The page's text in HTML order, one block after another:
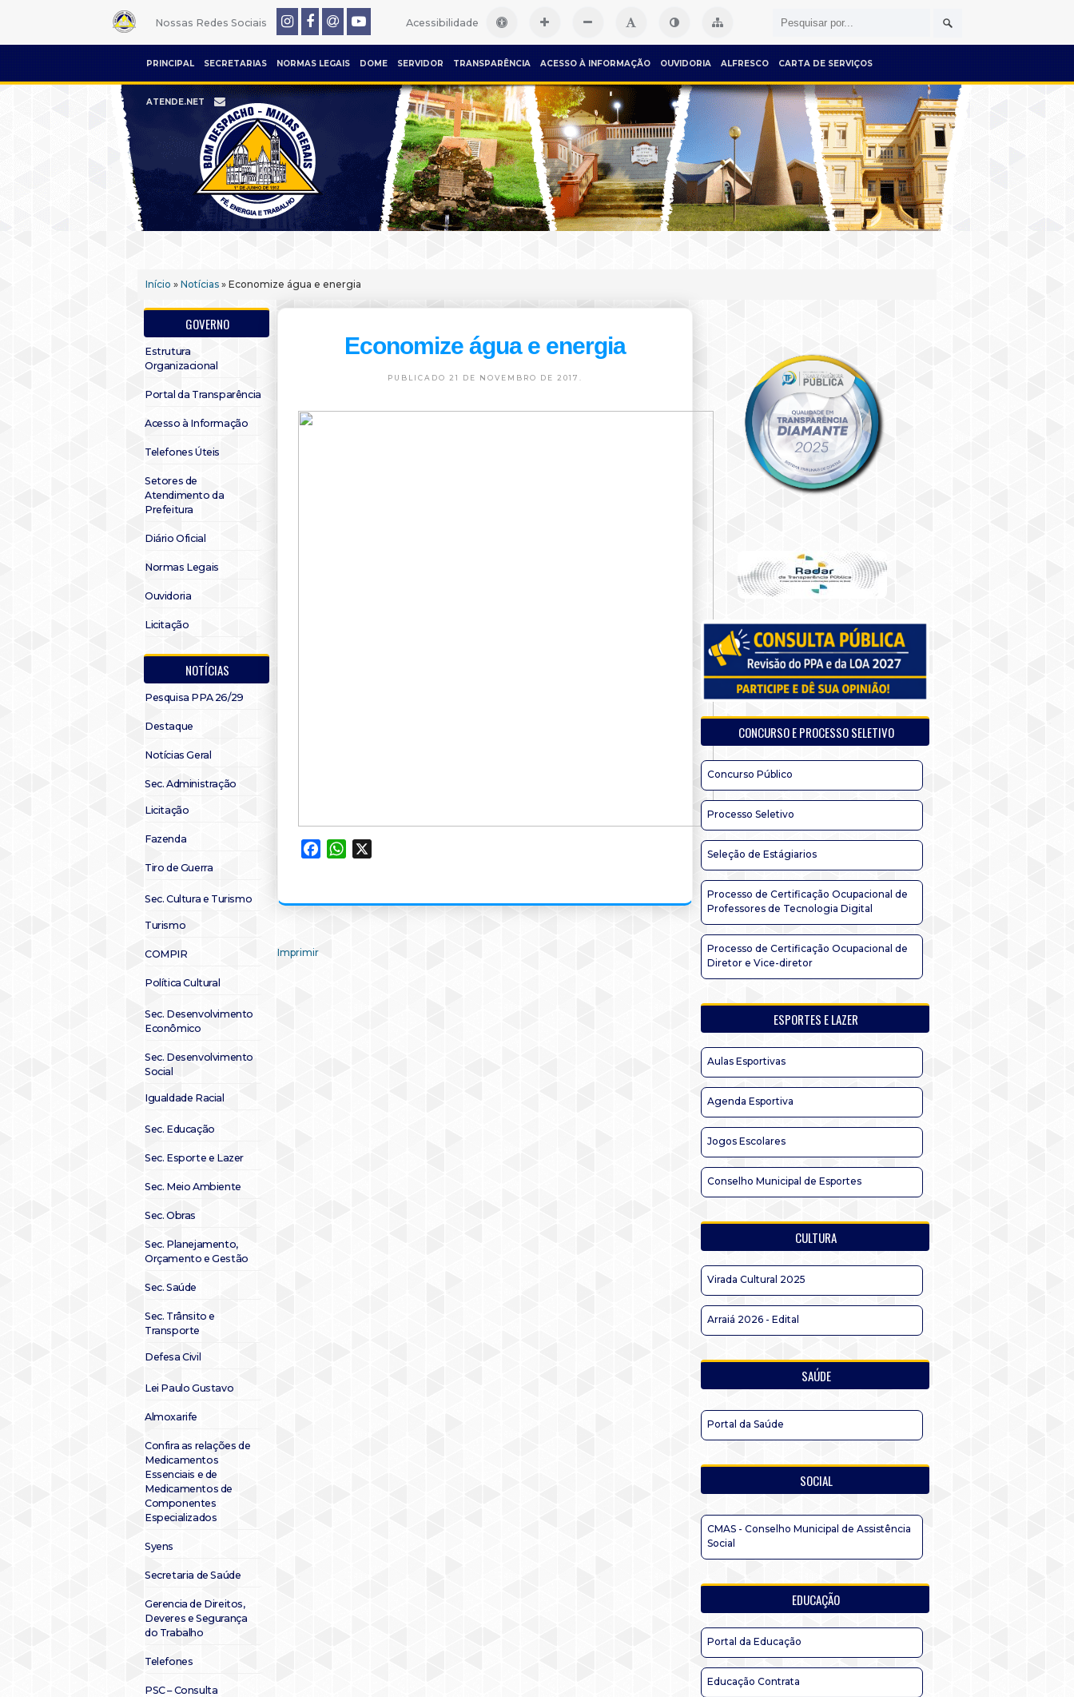
Nossas Redes Sociais Acessibilidade
PRINCIPAL SECRETARIAS NORMAS LEGAIS DOME SERVIDOR TRANSPARÊNCIA ACESSO À INFORMAÇÃO OUVIDORIA ALFRESCO CARTA DE SERVIÇOS
ATENDE.NET
Início » Notícias » Economize água e energia
GOVERNO
Estrutura
Organizacional
Portal da Transparência
Acesso à Informação
Telefones Úteis
Setores de
Atendimento da
Prefeitura
Diário Oficial
Normas Legais
Ouvidoria
Licitação
NOTÍCIAS
Pesquisa PPA 26/29
Destaque
Notícias Geral
Sec. Administração
Licitação
Fazenda
Tiro de Guerra
Sec. Cultura e Turismo
Turismo
COMPIR
Política Cultural
Sec. Desenvolvimento
Econômico
Sec. Desenvolvimento
Social
Igualdade Racial
Sec. Educação
Sec. Esporte e Lazer
Sec. Meio Ambiente
Sec. Obras
Sec. Planejamento,
Orçamento e Gestão
Sec. Saúde
Sec. Trânsito e
Transporte
Defesa Civil
Lei Paulo Gustavo
Almoxarife
Confira as relações de
Medicamentos
Essenciais e de
Medicamentos de
Componentes
Especializados
Syens
Secretaria de Saúde
Gerencia de Direitos,
Deveres e Segurança
do Trabalho
Telefones
PSC – Consulta
Economize água e energia
PUBLICADO 21 DE NOVEMBRO DE 2017.
FacebookWhatsApp
Imprimir
CONCURSO E PROCESSO SELETIVO
Concurso Público
Processo Seletivo
Seleção de Estágiarios
Processo de Certificação Ocupacional de
Professores de Tecnologia Digital
Processo de Certificação Ocupacional de
Diretor e Vice-diretor
ESPORTES E LAZER
Aulas Esportivas
Agenda Esportiva
Jogos Escolares
Conselho Municipal de Esportes
CULTURA
Virada Cultural 2025
Arraiá 2026 - Edital
SAÚDE
Portal da Saúde
SOCIAL
CMAS - Conselho Municipal de Assistência
Social
EDUCAÇÃO
Portal da Educação
Educação Contrata